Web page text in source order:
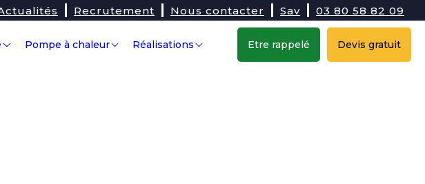
Recrutement Nous contacter Sav 03 80 58 82 09
Pompe à chaleur Réalisations Etre rappelé Devis gratuit